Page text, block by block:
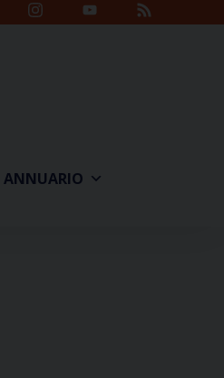
Facebook InstagramYouTube
Channel
ANNUARIO